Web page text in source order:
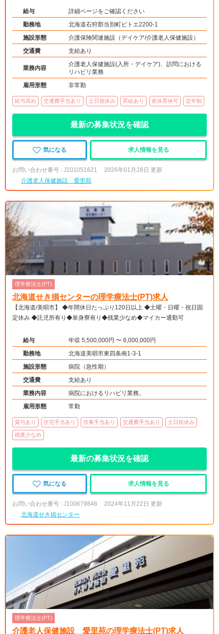
給与
詳細ページをご確認ください
勤務地
北海道石狩郡当別町ビトエ2200-1
施設形態
介護保険関連施設（デイケア/介護老人保健施設）
交通費
支給あり
業務内容
介護老人保健施設(入所・デイケア)、訪問における
リハビリ業務
雇用形態
非常勤
給与高め 交通費手当あり 土日祝休み 昇給あり 産休育休可 定年制
最新の募集状況を確認
気になる 求人情報を見る
お問い合わせ番号 : J101051621
2026年01月28日 更新
介護老人保健施設 愛里苑
理学療法士(PT)
北海道せき損センターの理学療法士(PT)求人
【北海道/美唄市】 ◆年間休日たっぷり120日以上 ◆土曜・日曜・祝日固
定休み ◆託児所有り◆単身寮有り◆残業少なめ◆マイカー通勤可
給与
年収 5,500,000円 〜 6,000,000円
勤務地
北海道美唄市東四条南1-3-1
施設形態
病院（急性期）
交通費
支給あり
業務内容
病院におけるリハビリ業務。
雇用形態
常勤
賞与あり 住宅手当あり 扶養手当あり 交通費手当あり 土日祝休み
残業少なめ
最新の募集状況を確認
気になる 求人情報を見る
お問い合わせ番号 : J100679848
2024年11月22日 更新
北海道せき損センター
理学療法士(PT)
介護老人保健施設 愛里苑の理学療法士(PT)求人